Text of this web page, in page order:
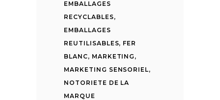
EMBALLAGES
RECYCLABLES,
EMBALLAGES
REUTILISABLES, FER
BLANC, MARKETING ,
MARKETING SENSORIEL,
NOTORIETE DE LA
MARQUE